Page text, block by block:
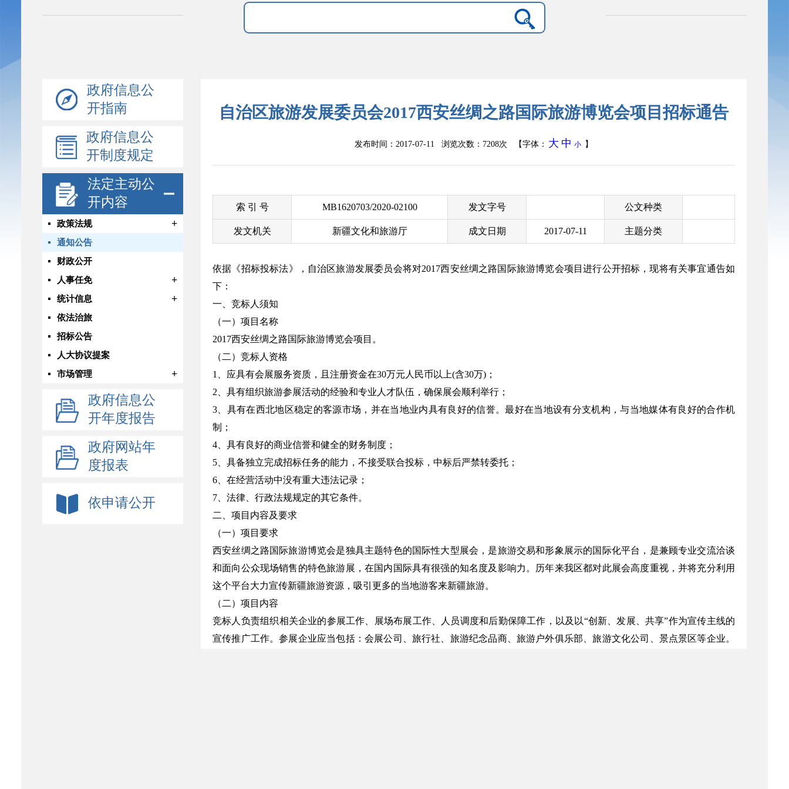
政府信息公
开指南
政府信息公
开制度规定
法定主动公
开内容
政策法规 +
通知公告
财政公开
人事任免
+
统计信息 +
依法治旅
招标公告
人大协议提案
市场管理
+
政府信息公
开年度报告
政府网站年
度报表
依申请公开
自治区旅游发展委员会2017西安丝绸之路国际旅游博览会项目招标通告
发布时间：2017-07-11 浏览次数： 7208次 【字体： 大 中 小 】
索 引 号 MB1620703/2020-02100 发文字号 公文种类
发文机关 新疆文化和旅游厅 成文日期 2017-07-11 主题分类
依据《招标投标法》，自治区旅游发展委员会将对2017西安丝绸之路国际旅游博览会项目进行公开招标，现将有关事宜通告如
下：
一、竞标人须知
（一）项目名称
2017西安丝绸之路国际旅游博览会项目。
（二）竞标人资格
1、应具有会展服务资质，且注册资金在30万元人民币以上(含30万)；
2、具有组织旅游参展活动的经验和专业人才队伍，确保展会顺利举行；
3、具有在西北地区稳定的客源市场，并在当地业内具有良好的信誉。最好在当地设有分支机构，与当地媒体有良好的合作机
制；
4、具有良好的商业信誉和健全的财务制度；
5、具备独立完成招标任务的能力，不接受联合投标，中标后严禁转委托；
6、在经营活动中没有重大违法记录；
7、法律、行政法规规定的其它条件。
二、项目内容及要求
（一）项目要求
西安丝绸之路国际旅游博览会是独具主题特色的国际性大型展会，是旅游交易和形象展示的国际化平台，是兼顾专业交流洽谈
和面向公众现场销售的特色旅游展，在国内国际具有很强的知名度及影响力。历年来我区都对此展会高度重视，并将充分利用
这个平台大力宣传新疆旅游资源，吸引更多的当地游客来新疆旅游。
（二）项目内容
竞标人负责组织相关企业的参展工作、展场布展工作、人员调度和后勤保障工作，以及以“创新、发展、共享”作为宣传主线的
宣传推广工作。参展企业应当包括：会展公司、旅行社、旅游纪念品商、旅游户外俱乐部、旅游文化公司、景点景区等企业。